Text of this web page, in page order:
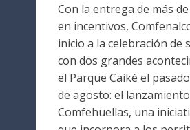
Con la entrega de más
en incentivos,
inicio a la celebración de
con dos grandes
el Parque Caiké el
de agosto: el
Comfehuellas, una